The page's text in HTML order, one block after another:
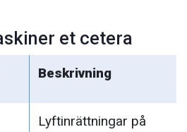
et cetera
Beskrivning
Lyftinrättningar på